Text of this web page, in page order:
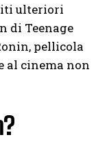
ulteriori
di Teenage
pellicola
al cinema non